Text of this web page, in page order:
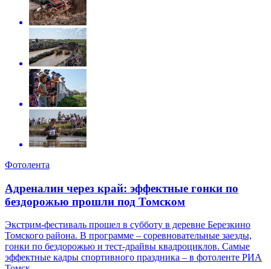
Фотолента
Адреналин через край: эффектные гонки по
бездорожью прошли под Томском
Экстрим-фестиваль прошел в субботу в деревне Березкино
Томского района. В программе – соревновательные заезды,
гонки по бездорожью и тест-драйвы квадроциклов. Самые
эффектные кадры спортивного праздника – в фотоленте РИА